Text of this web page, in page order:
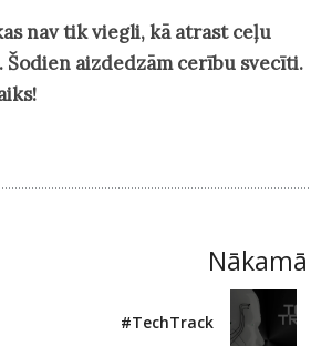
nav tik viegli, kā atrast ceļu
Šodien aizdedzām cerību svecīti.
Nākamā
#TechTrack